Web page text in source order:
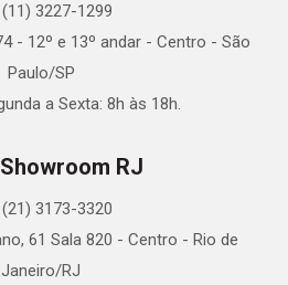
(11) 3227-1299
- 12º e 13º andar - Centro - São
Paulo/SP
a Sexta: 8h às 18h.
RJ
(21) 3173-3320
61 Sala 820 - Centro - Rio de
Janeiro/RJ